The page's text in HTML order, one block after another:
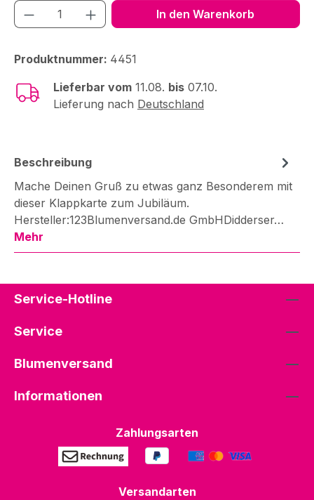
Produkt Anzahl: Gib den gewünschten
In den Warenkorb
Produktnummer: 4451
Lieferbar vom 11.08. bis 07.10.
Lieferung nach Deutschland
Beschreibung
Mache Deinen Gruß zu etwas ganz Besonderem mit
dieser Klappkarte zum Jubiläum.
Hersteller:123Blumenversand.de GmbHDidderser…
Mehr
Service-Hotline
Service
Blumenversand
Informationen
Zahlungsarten
Versandarten